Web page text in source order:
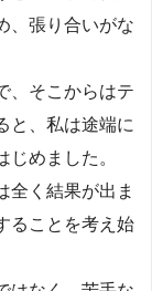
、張り合いがな
、そこからはテ
と、私は途端に
めました。
全く結果が出ま
ることを考え始